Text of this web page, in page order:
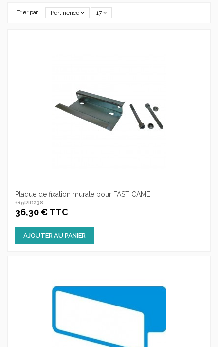
Trier par : Pertinence 17
Plaque de fixation murale pour FAST CAME
119RID238
36,30 € TTC
AJOUTER AU PANIER